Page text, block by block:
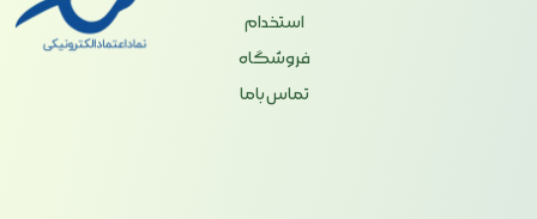
استخدام
فروشگاه
تماس باما